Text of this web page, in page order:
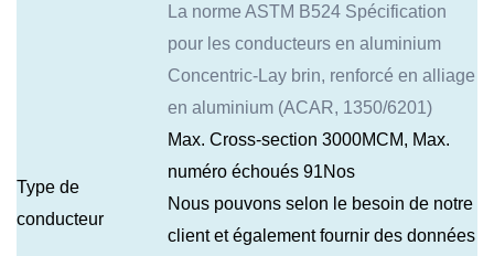
La norme ASTM B524 Spécification
pour les conducteurs en aluminium
Concentric-Lay brin, renforcé en alliage
en aluminium (ACAR, 1350/6201)
Type de
conducteur
Max. Cross-section 3000MCM, Max.
numéro échoués 91Nos
Nous pouvons selon le besoin de notre
client et également fournir des données